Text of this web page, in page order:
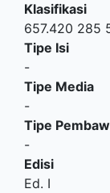
Klasifikasi
657.420 285
Tipe Isi
-
Tipe Media
-
Tipe
-
Edisi
Ed. I